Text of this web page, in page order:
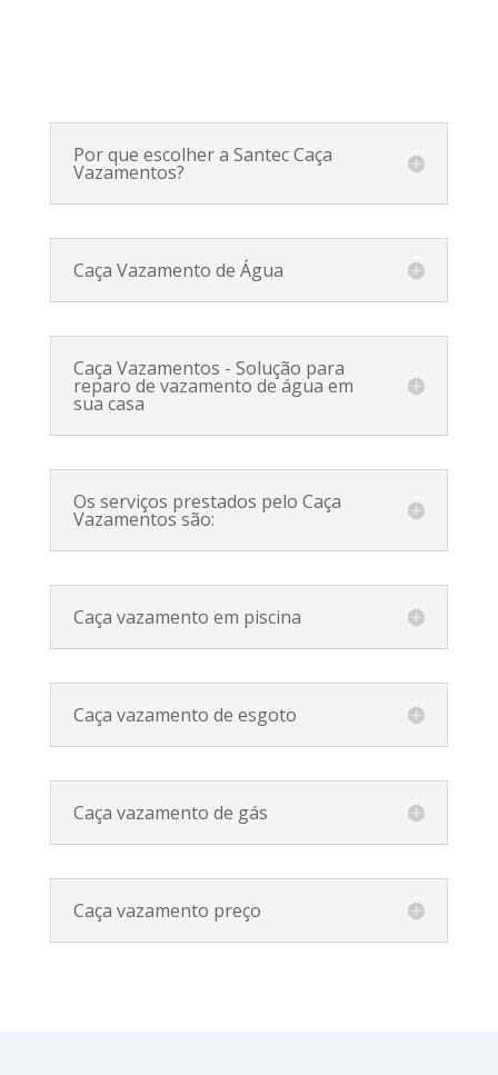
Por que escolher a Santec Caça
Vazamentos?
Caça Vazamento de Água
Caça Vazamentos - Solução para
reparo de vazamento de água em
sua casa
Os serviços prestados pelo Caça
Vazamentos são:
Caça vazamento em piscina
Caça vazamento de esgoto
Caça vazamento de gás
Caça vazamento preço